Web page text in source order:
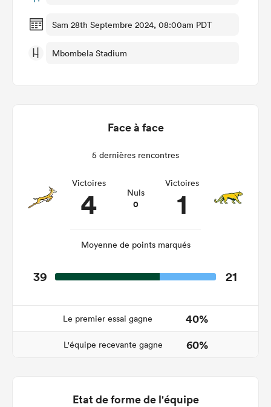
Sam 28th Septembre 2024, 08:00am PDT
Mbombela Stadium
Face à face
5 dernières rencontres
Victoires
4 Nuls
0
Victoires
1
Moyenne de points marqués
39 21
Le premier essai gagne 40%
L'équipe recevante gagne 60%
Etat de forme de l'équipe